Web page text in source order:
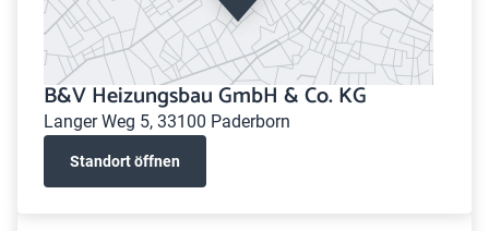
B&V Heizungsbau GmbH & Co. KG
Langer Weg 5, 33100 Paderborn
Standort öffnen